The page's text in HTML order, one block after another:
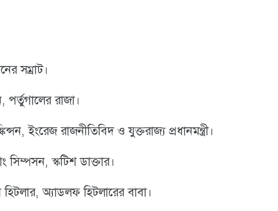
সম্রাট।
রাজা।
ইংরেজ রাজনীতিবিদ ও যুক্তরাজ্য প্রধানমন্ত্রী।
স্কটিশ ডাক্তার।
অ্যাডলফ হিটলারের বাবা।